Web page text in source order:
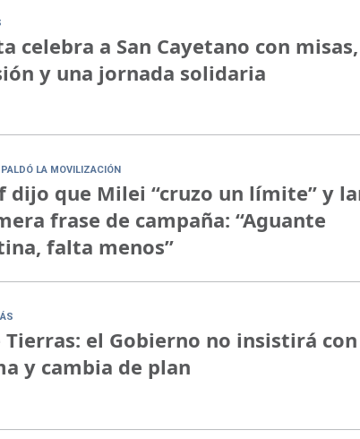
celebra a San Cayetano con misas,
y una jornada solidaria
LA MOVILIZACIÓN
dijo que Milei “cruzo un límite” y
frase de campaña: “Aguante
falta menos”
Tierras: el Gobierno no insistirá
y cambia de plan